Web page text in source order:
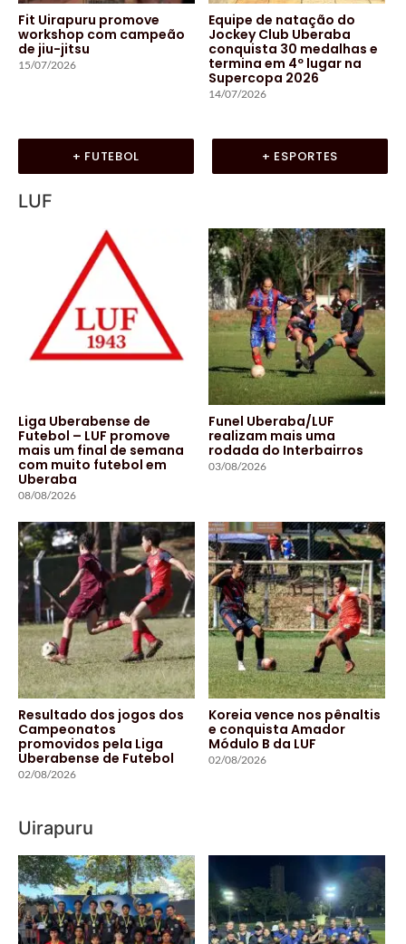
Fit Uirapuru promove
workshop com campeão
de jiu-jitsu
15/07/2026
Equipe de natação do
Jockey Club Uberaba
conquista 30 medalhas e
termina em 4º lugar na
Supercopa 2026
14/07/2026
+ FUTEBOL + ESPORTES
LUF
Liga Uberabense de
Futebol – LUF promove
mais um final de semana
com muito futebol em
Uberaba
08/08/2026
Funel Uberaba/LUF
realizam mais uma
rodada do Interbairros
03/08/2026
Resultado dos jogos dos
Campeonatos
promovidos pela Liga
Uberabense de Futebol
02/08/2026
Koreia vence nos pênaltis
e conquista Amador
Módulo B da LUF
02/08/2026
Uirapuru